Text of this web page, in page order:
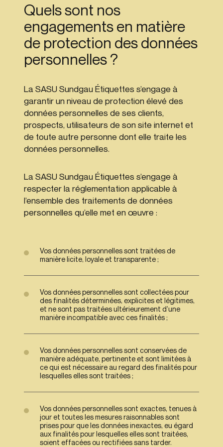
Quels sont nos
engagements en matière
de protection des données
personnelles ?
La SASU Sundgau Étiquettes s’engage à
garantir un niveau de protection élevé des
données personnelles de ses clients,
prospects, utilisateurs de son site internet et
de toute autre personne dont elle traite les
données personnelles.
La SASU Sundgau Étiquettes s’engage à
respecter la réglementation applicable à
l’ensemble des traitements de données
personnelles qu’elle met en œuvre :
Vos données personnelles sont traitées de
manière licite, loyale et transparente ;
Vos données personnelles sont collectées pour
des finalités déterminées, explicites et légitimes,
et ne sont pas traitées ultérieurement d’une
manière incompatible avec ces finalités ;
Vos données personnelles sont conservées de
manière adéquate, pertinente et sont limitées à
ce qui est nécessaire au regard des finalités pour
lesquelles elles sont traitées ;
Vos données personnelles sont exactes, tenues à
jour et toutes les mesures raisonnables sont
prises pour que les données inexactes, eu égard
aux finalités pour lesquelles elles sont traitées,
soient effacées ou rectifiées sans tarder.